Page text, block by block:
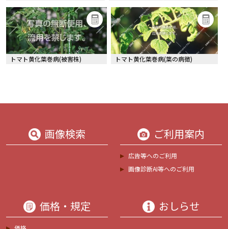
トマト黄化葉巻病(被害株) トマト黄化葉巻病(葉の病徴)
画像検索 ご利用案内
広告等へのご利用
画像診断AI等へのご利用
価格・規定 おしらせ